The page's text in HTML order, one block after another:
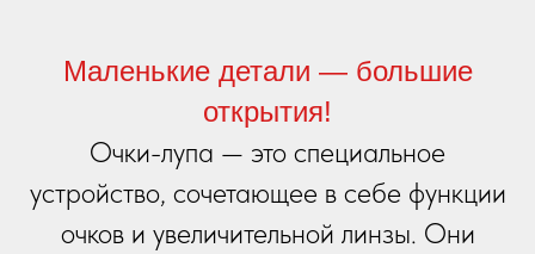
Маленькие детали — большие
открытия!
Очки-лупа — это специальное
устройство, сочетающее в себе функции
очков и увеличительной линзы. Они